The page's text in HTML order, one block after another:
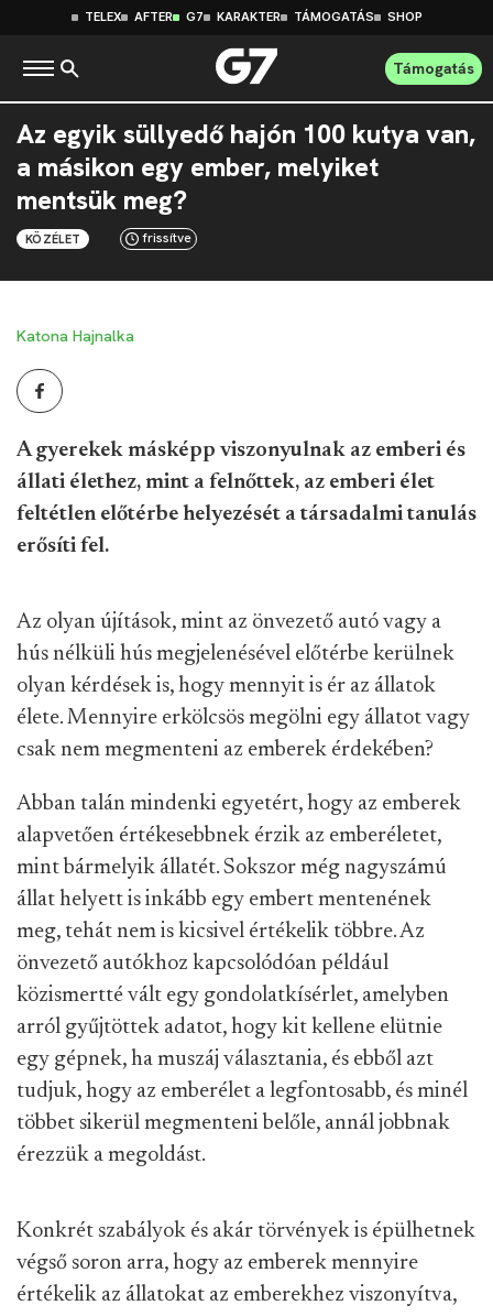
TELEX AFTER G7 KARAKTER TÁMOGATÁS SHOP
Támogatás
Az egyik süllyedő hajón 100 kutya van,
a másikon egy ember, melyiket
mentsük meg?
KÖZÉLET frissítve
Katona Hajnalka
A gyerekek másképp viszonyulnak az emberi és
állati élethez, mint a felnőttek, az emberi élet
feltétlen előtérbe helyezését a társadalmi tanulás
erősíti fel.
Az olyan újítások, mint az önvezető autó vagy a
hús nélküli hús megjelenésével előtérbe kerülnek
olyan kérdések is, hogy mennyit is ér az állatok
élete. Mennyire erkölcsös megölni egy állatot vagy
csak nem megmenteni az emberek érdekében?
Abban talán mindenki egyetért, hogy az emberek
alapvetően értékesebbnek érzik az emberéletet,
mint bármelyik állatét. Sokszor még nagyszámú
állat helyett is inkább egy embert mentenének
meg, tehát nem is kicsivel értékelik többre. Az
önvezető autókhoz kapcsolódóan például
közismertté vált egy gondolatkísérlet, amelyben
arról gyűjtöttek adatot, hogy kit kellene elütnie
egy gépnek, ha muszáj választania, és ebből azt
tudjuk, hogy az emberélet a legfontosabb, és minél
többet sikerül megmenteni belőle, annál jobbnak
érezzük a megoldást.
Konkrét szabályok és akár törvények is épülhetnek
végső soron arra, hogy az emberek mennyire
értékelik az állatokat az emberekhez viszonyítva,